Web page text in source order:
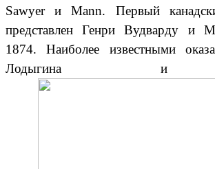
Sawyer и Mann. Первый
представлен Генри Вудварду и
1874. Наиболее известными
Лодыгина и